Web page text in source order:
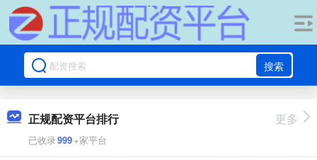
搜索
正规配资平台排行
已收录999+家平台
更多